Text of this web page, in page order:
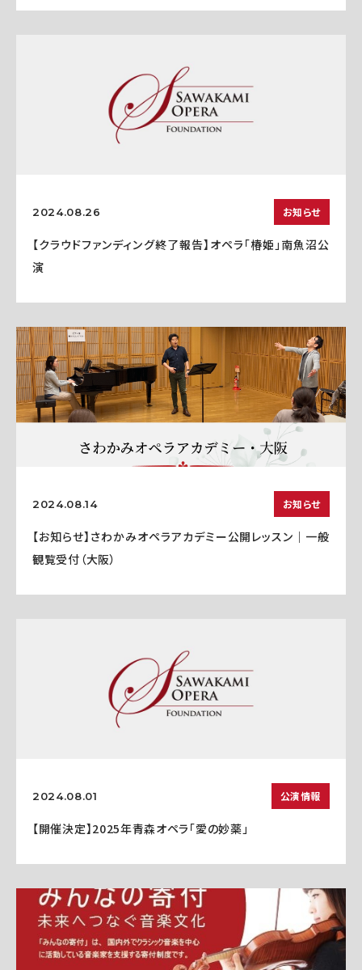
2024.08.26 お知らせ
【クラウドファンディング終了報告】オペラ「椿姫」南魚沼公
演
2024.08.14 お知らせ
【お知らせ】さわかみオペラアカデミー公開レッスン｜一般
観覧受付（大阪）
2024.08.01 公演情報
【開催決定】2025年青森オペラ「愛の妙薬」